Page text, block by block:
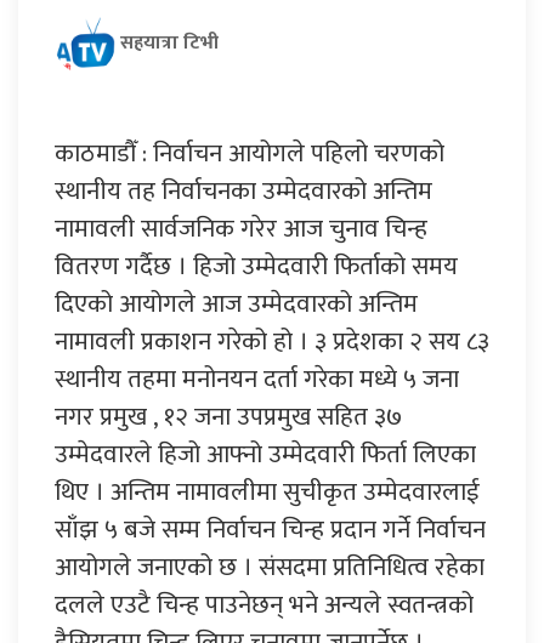
सहयात्रा टिभी
काठमाडौँ : निर्वाचन आयोगले पहिलो चरणको
स्थानीय तह निर्वाचनका उम्मेदवारको अन्तिम
नामावली सार्वजनिक गरेर आज चुनाव चिन्ह
वितरण गर्दैछ । हिजो उम्मेदवारी फिर्ताको समय
दिएको आयोगले आज उम्मेदवारको अन्तिम
नामावली प्रकाशन गरेको हो । ३ प्रदेशका २ सय ८३
स्थानीय तहमा मनोनयन दर्ता गरेका मध्ये ५ जना
नगर प्रमुख , १२ जना उपप्रमुख सहित ३७
उम्मेदवारले हिजो आफ्नो उम्मेदवारी फिर्ता लिएका
थिए । अन्तिम नामावलीमा सुचीकृत उम्मेदवारलाई
साँझ ५ बजे सम्म निर्वाचन चिन्ह प्रदान गर्ने निर्वाचन
आयोगले जनाएको छ । संसदमा प्रतिनिधित्व रहेका
दलले एउटै चिन्ह पाउनेछन् भने अन्यले स्वतन्त्रको